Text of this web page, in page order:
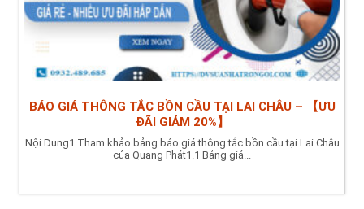
BÁO GIÁ THÔNG TẮC BỒN CẦU TẠI LAI CHÂU – 【ƯU
ĐÃI GIẢM 20%】
Nội Dung1 Tham khảo bảng báo giá thông tắc bồn cầu tại Lai Châu
của Quang Phát1.1 Bảng giá...